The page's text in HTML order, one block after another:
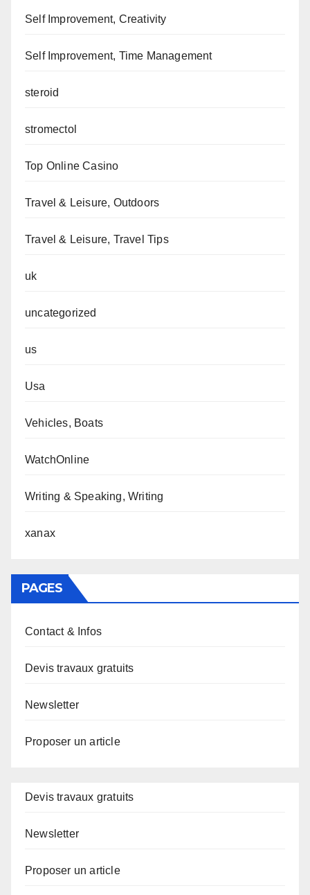
Self Improvement, Creativity
Self Improvement, Time Management
steroid
stromectol
Top Online Casino
Travel & Leisure, Outdoors
Travel & Leisure, Travel Tips
uk
uncategorized
us
Usa
Vehicles, Boats
WatchOnline
Writing & Speaking, Writing
xanax
PAGES
Contact & Infos
Devis travaux gratuits
Newsletter
Proposer un article
Devis travaux gratuits
Newsletter
Proposer un article